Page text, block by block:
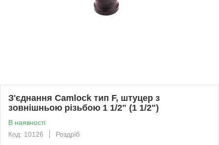
З'єднання Camlock тип F, штуцер з
зовнішньою різьбою 1 1/2" (1 1/2")
В наявності
Код: 10126
Роздріб